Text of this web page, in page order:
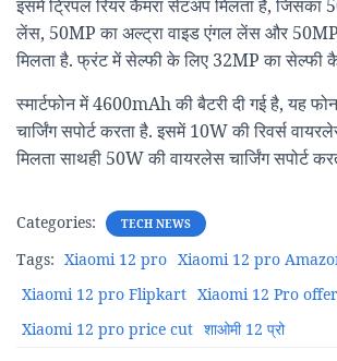
इसमें ट्रिपल रियर कैमरा सेटअप मिलता है, जिसका
लेंस, 50MP का अल्ट्रा वाइड एंगल लेंस और
मिलता है. फ्रंट में सेल्फी के लिए 32MP का सेल्फी
स्मार्टफोन में 4600mAh की बैटरी दी गई है, यह
चार्जिंग सपोर्ट करता है. इसमें 10W की रिवर्स
मिलता साथही 50W की वायरलेस चार्जिंग सपोर्ट
Categories: TECH NEWS
Tags: Xiaomi 12 pro Xiaomi 12 pro
Xiaomi 12 pro Flipkart Xiaomi 12 Pro
Xiaomi 12 pro price cut शाओमी 12 प्रो